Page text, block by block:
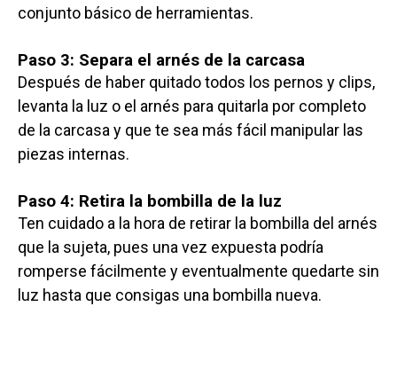
conjunto básico de herramientas.
Paso 3: Separa el arnés de la carcasa
Después de haber quitado todos los pernos y clips,
levanta la luz o el arnés para quitarla por completo
de la carcasa y que te sea más fácil manipular las
piezas internas.
Paso 4: Retira la bombilla de la luz
Ten cuidado a la hora de retirar la bombilla del arnés
que la sujeta, pues una vez expuesta podría
romperse fácilmente y eventualmente quedarte sin
luz hasta que consigas una bombilla nueva.